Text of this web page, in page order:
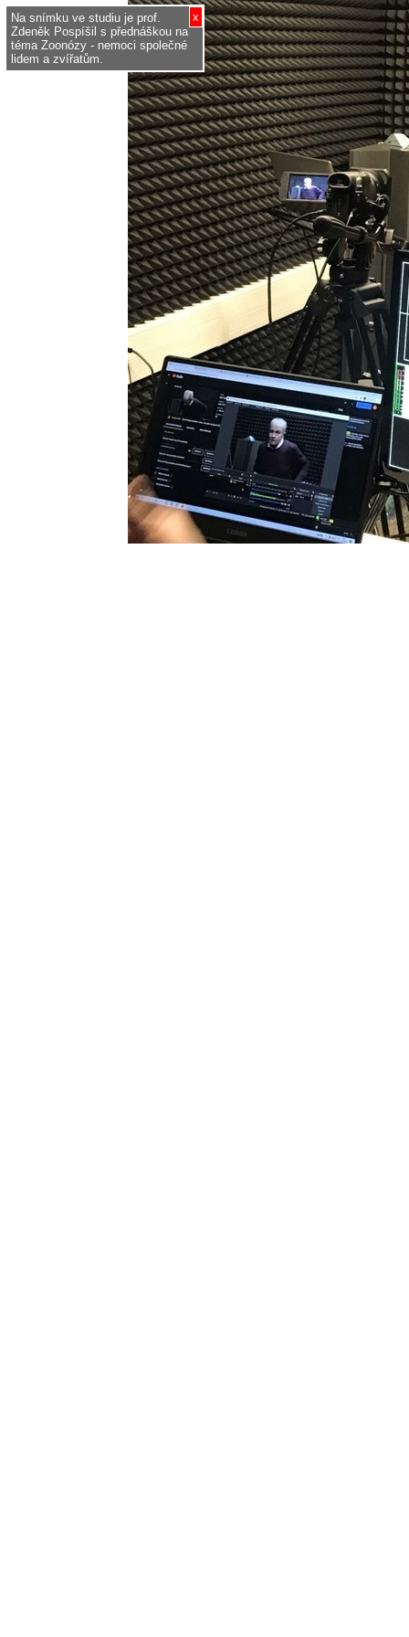
x
Na snímku ve studiu je prof.
Zdeněk Pospíšil s přednáškou na
téma Zoonózy - nemoci společné
lidem a zvířatům.